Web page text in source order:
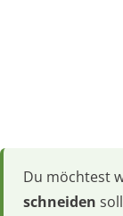
Du möchtest
schneiden